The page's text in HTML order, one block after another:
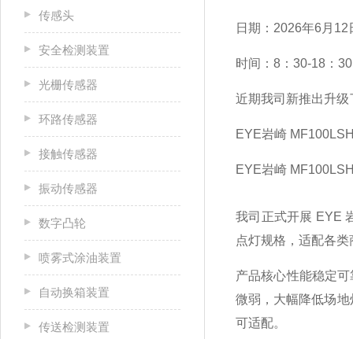
传感头
安全检测装置
光栅传感器
环路传感器
接触传感器
振动传感器
数字凸轮
喷雾式涂油装置
自动换箱装置
传送检测装置
日期：2026年6月12
时间：8：30-18：30
近期我司新推出升级
EYE岩崎
EYE岩崎
我司正式开展 EYE
点灯规格，适配各
产品核心性能稳定
微弱，大幅降低场
可适配。